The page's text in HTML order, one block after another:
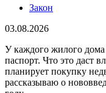
Закон
03.08.2026
У каждого жилого
паспорт. Что это даст
планирует покупку
рассказываю о